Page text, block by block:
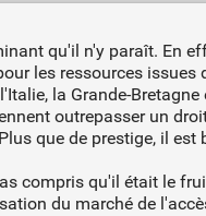
qu'il n'y paraît. En
les ressources issues
la Grande-
outrepasser un
que de prestige, il
compris qu'il était le
du marché de